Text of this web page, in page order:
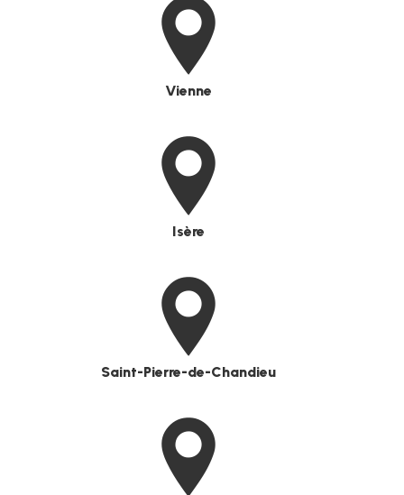
Vienne
Isère
Saint-Pierre-de-Chandieu